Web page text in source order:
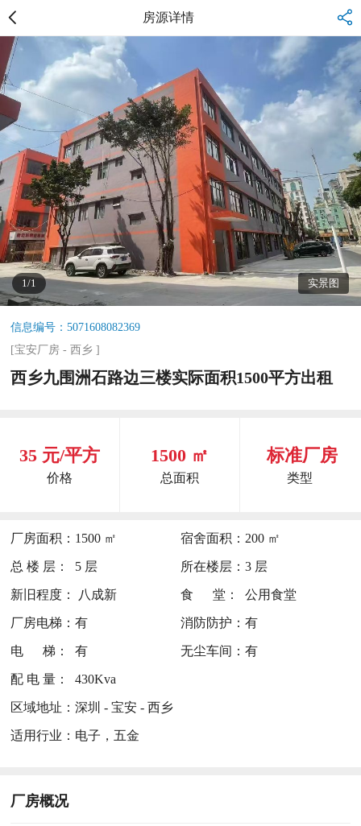
房源详情
1/1 实景图
信息编号：5071608082369
[宝安厂房 - 西乡 ]
西乡九围洲石路边三楼实际面积1500平方出租
35 元/平方
价格
1500 ㎡
总面积
标准厂房
类型
厂房面积： 1500 ㎡ 宿舍面积： 200 ㎡
总 楼 层： 5 层 所在楼层： 3 层
新旧程度： 八成新 食 堂： 公用食堂
厂房电梯：有 消防防护： 有
电 梯： 有 无尘车间： 有
配 电 量： 430Kva
区域地址：深圳 - 宝安 - 西乡
适用行业： 电子，五金
厂房概况